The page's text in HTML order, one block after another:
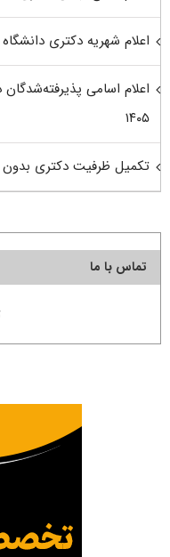
اعلام شهریه دکتری دانشگاه
اعلام اسامی
۱۴۰۵
تکمیل ظرفیت دکتری بدون
تماس با ما